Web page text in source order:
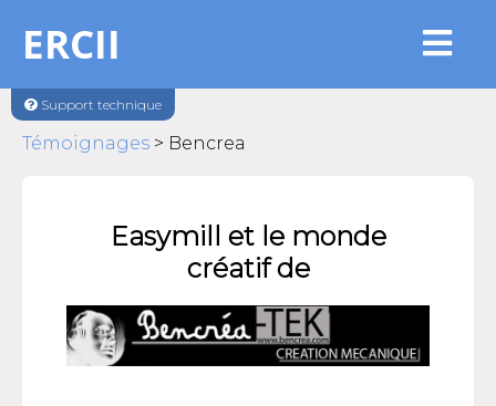
ERCII
Support technique
Témoignages > Bencrea
Easymill et le monde
créatif de